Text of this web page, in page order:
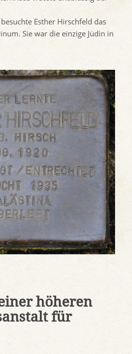
Esther Hirschfeld das
Sie war die einzige Jüdin in
höheren
für